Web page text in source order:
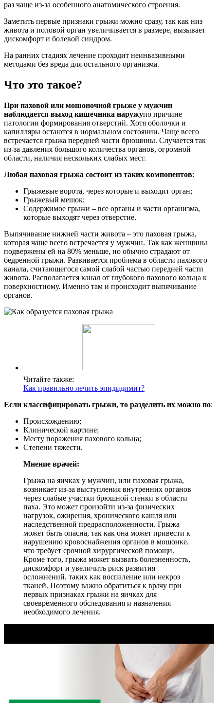
раз чаще из-за особенного анатомического строения.
Заметить первые признаки грыжи можно сразу, так как низ
живота и половой орган увеличивается в размере, вызывает
дискомфорт и болевой синдром.
На ранних стадиях лечение проходит неинвазивными
методами без вреда для остального организма.
Что это такое?
При паховой или мошоночной грыже у мужчин
наблюдается выход кишечника наружупо причине
патологии формирования отверстий. Хотя оболочки и
капилляры остаются в нормальном состоянии. Чаще всего
встречается грыжа передней части брюшины. Случается так
из-за давления большого количества органов, огромной
области, наличия нескольких слабых мест.
Любая паховая грыжа состоит из таких компонентов:
Грыжевые ворота, через которые и выходит орган;
Грыжевый мешок;
Содержимое грыжи – все органы и части организма,
которые выходят через отверстие.
Выпячивание нижней части живота – это паховая грыжа,
которая чаще всего встречается у мужчин. Так как женщины
подвержены ей на 80% меньше, но обычно страдают от
бедренной грыжи. Развивается проблема в области пахового
канала, считающегося самой слабой частью передней части
живота. Располагается канал от глубокого пахового кольца к
поверхностному. Именно там и происходит выпячивание
органов.
Читайте также:
Как правильно лечить эпидидимит?
Если классифицировать грыжи, то разделить их можно по:
Происхождению;
Клинической картине;
Месту поражения пахового кольца;
Степени тяжести.
Мнение врачей:
Грыжа на яичках у мужчин, или паховая грыжа,
возникает из-за выступления внутренних органов
через слабые участки брюшной стенки в области
паха. Это может произойти из-за физических
нагрузок, ожирения, хронического кашля или
наследственной предрасположенности. Грыжа
может быть опасна, так как она может привести к
нарушению кровоснабжения органов в мошонке,
что требует срочной хирургической помощи.
Кроме того, грыжа может вызвать болезненность,
дискомфорт и увеличить риск развития
осложнений, таких как воспаление или некроз
тканей. Поэтому важно обратиться к врачу при
первых признаках грыжи на яичках для
своевременного обследования и назначения
необходимого лечения.